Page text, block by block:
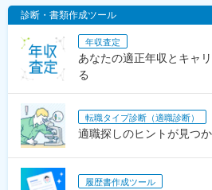
診断・書類作成ツール
年収査定
あなたの適正年収とキャ
る
転職タイプ診断（適職診断）
適職探しのヒントが見つか
履歴書作成ツール